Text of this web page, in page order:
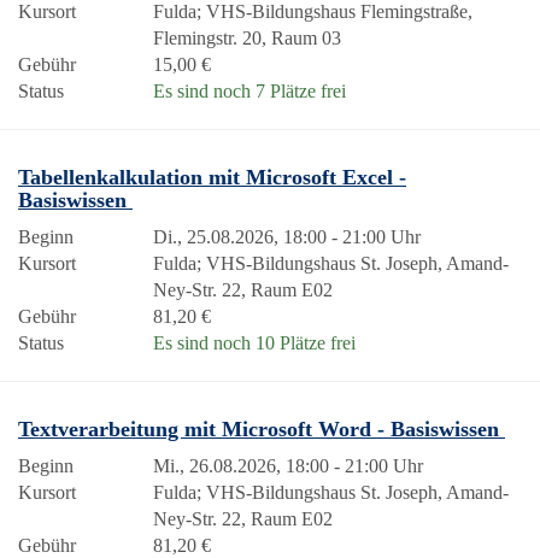
Kursort
Fulda; VHS-Bildungshaus Flemingstraße,
Flemingstr. 20, Raum 03
Gebühr
15,00 €
Status
Es sind noch 7 Plätze frei
Tabellenkalkulation mit Microsoft Excel -
Basiswissen
Beginn
Di., 25.08.2026, 18:00 - 21:00 Uhr
Kursort
Fulda; VHS-Bildungshaus St. Joseph, Amand-
Ney-Str. 22, Raum E02
Gebühr
81,20 €
Status
Es sind noch 10 Plätze frei
Textverarbeitung mit Microsoft Word - Basiswissen
Beginn
Mi., 26.08.2026, 18:00 - 21:00 Uhr
Kursort
Fulda; VHS-Bildungshaus St. Joseph, Amand-
Ney-Str. 22, Raum E02
Gebühr
81,20 €